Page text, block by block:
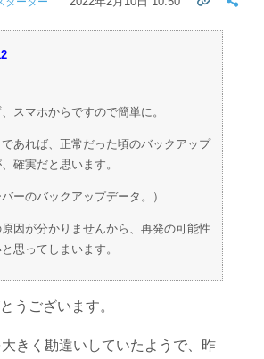
スマホからですので簡単に。
であれば、正常だった頃のバックアップ
確実だと思います。
ーのバックアップデータ。）
因が分かりませんから、再発の可能性
思ってしまいます。
うございます。
きく勘違いしていたようで、昨